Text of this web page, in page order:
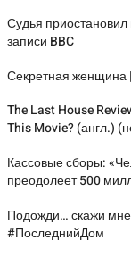
Судья
записи BBC
Секретная
The Last House
This Movie? (англ.)
Кассовые сборы:
преодолеет 500
Подожди… скажи
#ПоследнийДом